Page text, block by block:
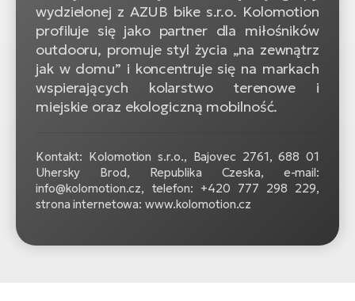
wydzielonej z AZUB bike s.r.o. Kolomotion
profiluje się jako partner dla miłośników
outdooru, promuje styl życia „na zewnątrz
jak w domu” i koncentruje się na markach
wspierających kolarstwo terenowe i
miejskie oraz ekologiczną mobilność.
Kontakt: Kolomotion s.r.o., Bajovec 2761, 688 01
Uhersky Brod, Republika Czeska, e-mail:
info@kolomotion.cz, telefon: +420 777 298 229,
strona internetowa: www.kolomotion.cz